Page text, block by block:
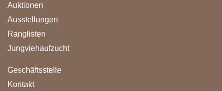
Auktionen
Ausstellungen
Ranglisten
Jungviehaufzucht
Geschäftsstelle
Kontakt